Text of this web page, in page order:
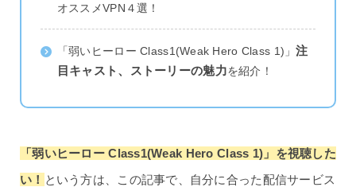
オススメVPN４選！
「弱いヒーロー Class1(Weak Hero Class 1)」注
目キャスト、ストーリーの魅力を紹介！
「弱いヒーロー Class1(Weak Hero Class 1)」を視聴した
い！ という方は、この記事で、自分に合った配信サービス